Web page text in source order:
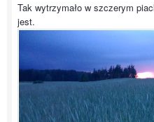
Tak wytrzymało w szczerym
jest.